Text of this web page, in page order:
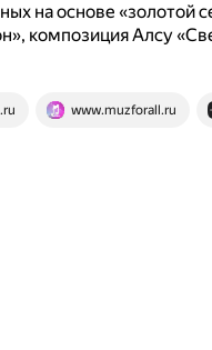
на основе «золотой
композиция Алсу
www.muzforall.ru